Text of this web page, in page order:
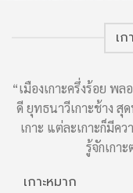
เก
“เมืองเกาะครึ่งร้อย พ
ดี ยุทธนาวีเกาะช้าง สุ
เกาะ แต่ละเกาะก็มีค
รู้จักเกา
เกาะหมาก